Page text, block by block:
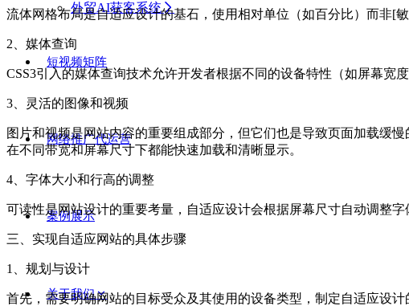
外贸AI获客系统
短视频矩阵
网络推广代运营
案例展示
关于我们
流体网格布局是自适应设计的基石，使用相对单位（如百分比）而非[
2、媒体查询
CSS3引入的媒体查询技术允许开发者根据不同的设备特性（如屏幕宽
3、灵活的图像和视频
图片和视频是网站内容的重要组成部分，但它们也是导致页面加载缓
在不同带宽和屏幕尺寸下都能快速加载和清晰显示。
4、字体大小和行高的调整
可读性是网站设计的重要考量，自适应设计会根据屏幕尺寸自动调整
三、实现自适应网站的具体步骤
1、规划与设计
首先，需要明确网站的目标受众及其使用的设备类型，制定自适应设